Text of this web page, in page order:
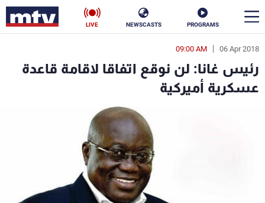
PROGRAMS
NEWSCASTS
LIVE
06 Apr 2018
09:00 AM
رئيس غانا: لن نوقع اتفاقا لاقامة قاعدة
عسكرية أميركية
en
الأخبار
ناس
فن
رياضة